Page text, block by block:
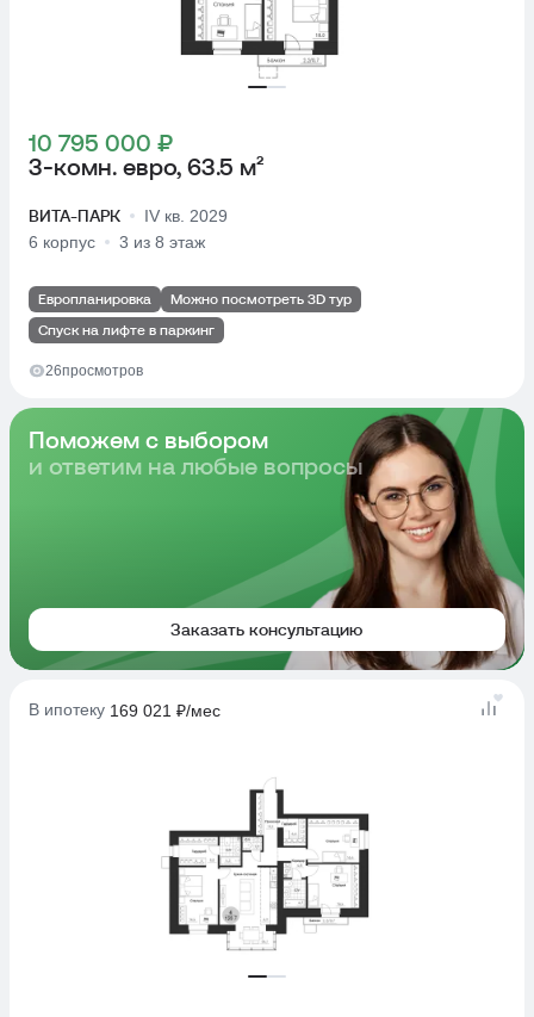
10 795 000 ₽
3-комн. евро, 63.5 м²
ВИТА-ПАРК
IV кв. 2029
6 корпус
3 из 8 этаж
Европланировка
Можно посмотреть 3D тур
Спуск на лифте в паркинг
26просмотров
Поможем с выбором
и ответим на любые вопросы
Заказать консультацию
В ипотеку 169 021 ₽/мес